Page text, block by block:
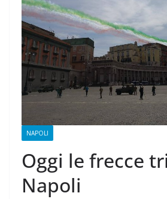
NAPOLI
Oggi le frecce
Napoli